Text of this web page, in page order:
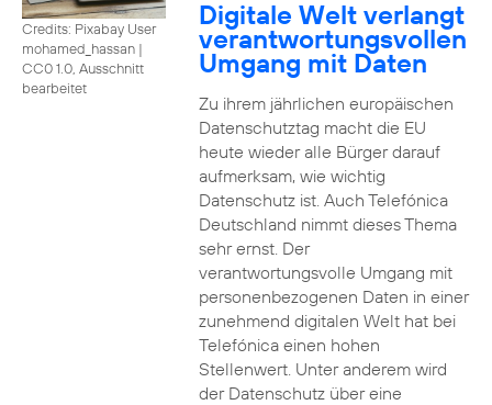
Credits: Pixabay User
mohamed_hassan |
CC0 1.0, Ausschnitt
bearbeitet
Digitale Welt verlangt
verantwortungsvollen
Umgang mit Daten
Zu ihrem jährlichen europäischen
Datenschutztag macht die EU
heute wieder alle Bürger darauf
aufmerksam, wie wichtig
Datenschutz ist. Auch Telefónica
Deutschland nimmt dieses Thema
sehr ernst. Der
verantwortungsvolle Umgang mit
personenbezogenen Daten in einer
zunehmend digitalen Welt hat bei
Telefónica einen hohen
Stellenwert. Unter anderem wird
der Datenschutz über eine